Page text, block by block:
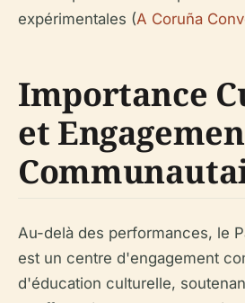
expérimentales (A Coruña
Importance
et
Au-delà des performances, le
est un centre d'engagement
d'éducation culturelle,